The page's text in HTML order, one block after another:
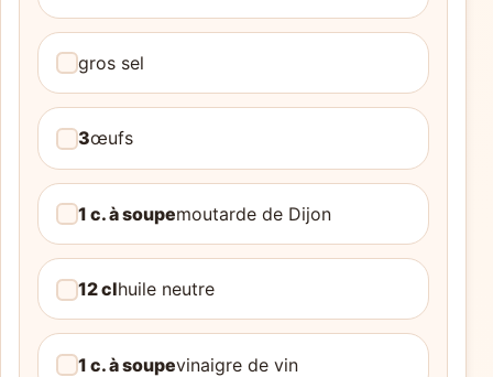
gros sel
3œufs
1 c. à soupemoutarde de Dijon
12 clhuile neutre
1 c. à soupevinaigre de vin